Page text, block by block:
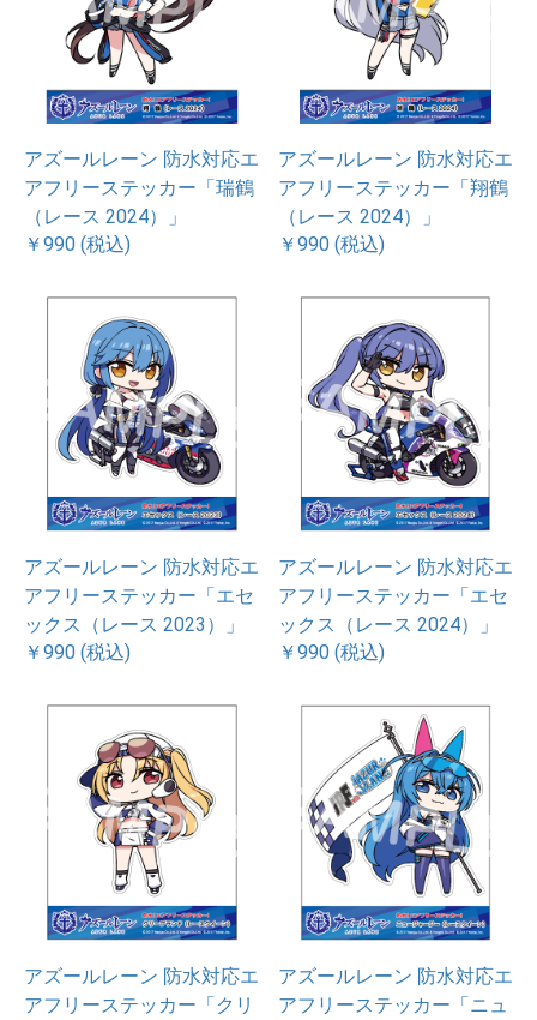
アズールレーン 防水対応エ
アフリーステッカー「瑞鶴
（レース 2024）」
￥990 (税込)
アズールレーン 防水対応エ
アフリーステッカー「翔鶴
（レース 2024）」
￥990 (税込)
アズールレーン 防水対応エ
アフリーステッカー「エセ
ックス（レース 2023）」
￥990 (税込)
アズールレーン 防水対応エ
アフリーステッカー「エセ
ックス（レース 2024）」
￥990 (税込)
アズールレーン 防水対応エ
アフリーステッカー「クリ
アズールレーン 防水対応エ
アフリーステッカー「ニュ